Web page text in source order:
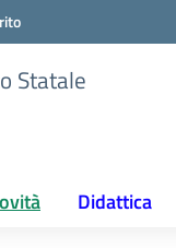
Statale
Didattica